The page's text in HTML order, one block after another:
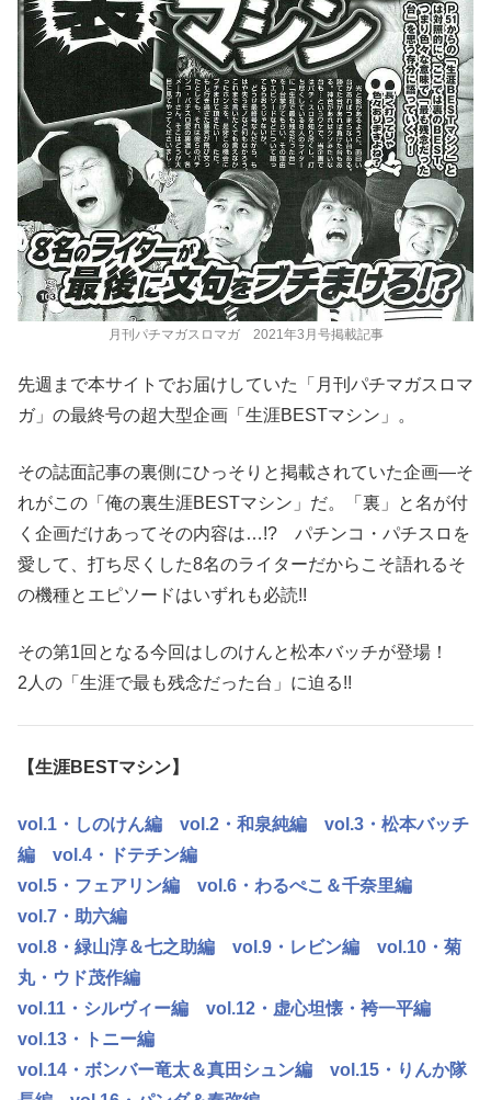
月刊パチマガスロマガ 2021年3月号掲載記事
先週まで本サイトでお届けしていた「月刊パチマガスロマ
ガ」の最終号の超大型企画「生涯BESTマシン」。
その誌面記事の裏側にひっそりと掲載されていた企画―そ
れがこの「俺の裏生涯BESTマシン」だ。「裏」と名が付
く企画だけあってその内容は…!? パチンコ・パチスロを
愛して、打ち尽くした8名のライターだからこそ語れるそ
の機種とエピソードはいずれも必読!!
その第1回となる今回はしのけんと松本バッチが登場！
2人の「生涯で最も残念だった台」に迫る!!
【生涯BESTマシン】
vol.1・しのけん編 vol.2・和泉純編 vol.3・松本バッチ
編 vol.4・ドテチン編
vol.5・フェアリン編 vol.6・わるぺこ＆千奈里編
vol.7・助六編
vol.8・緑山淳＆七之助編 vol.9・レビン編 vol.10・菊
丸・ウド茂作編
vol.11・シルヴィー編 vol.12・虚心坦懐・袴一平編
vol.13・トニー編
vol.14・ボンバー竜太＆真田シュン編 vol.15・りんか隊